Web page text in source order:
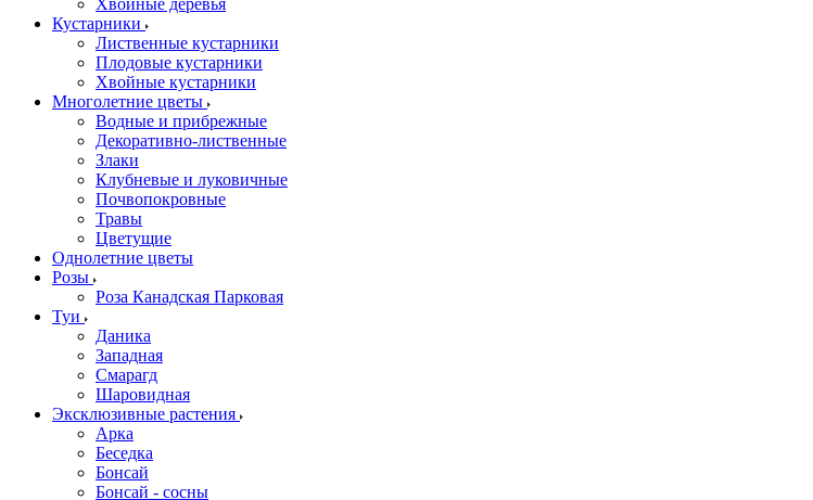
Хвойные деревья
Кустарники
Лиственные кустарники
Плодовые кустарники
Хвойные кустарники
Многолетние цветы
Водные и прибрежные
Декоративно-лиственные
Злаки
Клубневые и луковичные
Почвопокровные
Травы
Цветущие
Однолетние цветы
Розы
Роза Канадская Парковая
Туи
Даника
Западная
Смарагд
Шаровидная
Эксклюзивные растения
Арка
Беседка
Бонсай
Бонсай - сосны